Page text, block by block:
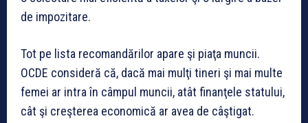
de impozitare.
Tot pe lista recomandărilor apare şi piaţa muncii.
OCDE consideră că, dacă mai mulţi tineri şi mai multe
femei ar intra în câmpul muncii, atât finanţele statului,
cât şi creşterea economică ar avea de câştigat.